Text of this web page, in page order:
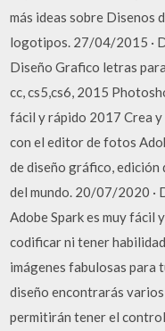
más ideas sobre Disenos
logotipos. 27/04/2015 ·
Diseño Grafico letras
cc, cs5,cs6, 2015
fácil y rápido 2017 Crea
con el editor de fotos
de diseño gráfico,
del mundo. 20/07/2020 ·
Adobe Spark es muy fácil
codificar ni tener
imágenes fabulosas para
diseño encontrarás
permitirán tener el